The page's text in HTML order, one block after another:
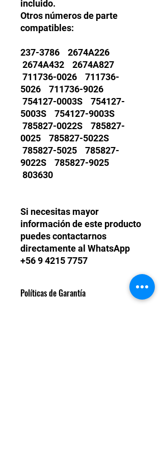
incluido.
Otros números de parte
compatibles:
237-3786 2674A226
2674A432 2674A827
711736-0026 711736-
5026 711736-9026
754127-0003S 754127-
5003S 754127-9003S
785827-0022S 785827-
0025 785827-5022S
785827-5025 785827-
9022S 785827-9025
803630
Si necesitas mayor
información de este producto
puedes contactarnos
directamente al WhatsApp
+56 9 4215 7757
Políticas de Garantía